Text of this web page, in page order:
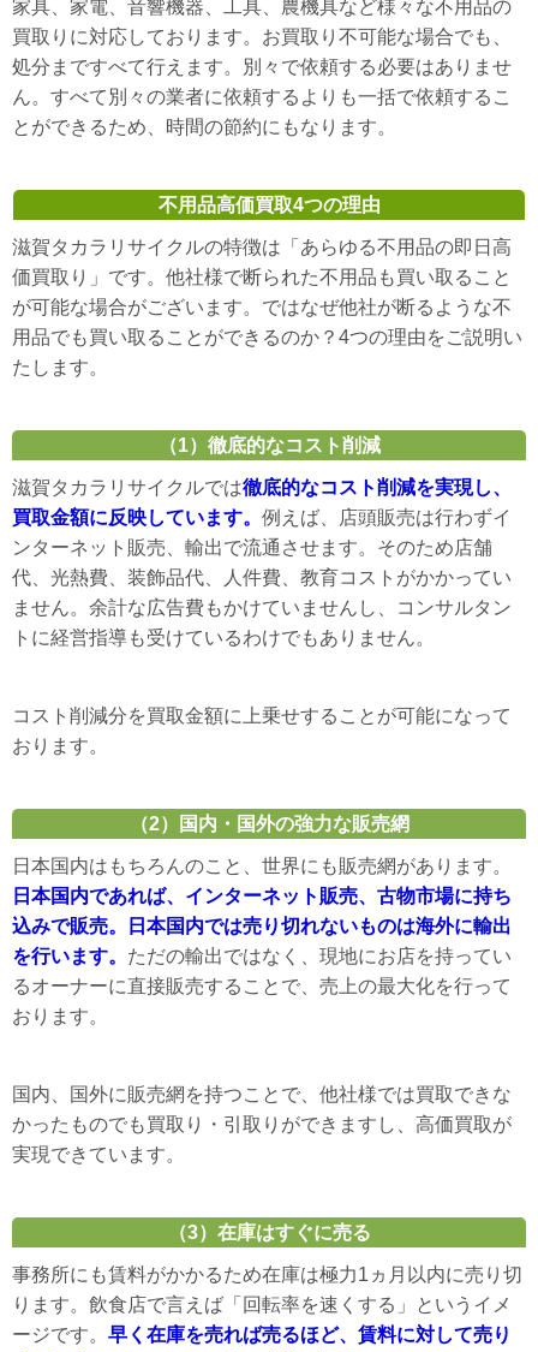
家具、家電、音響機器、工具、農機具など様々な不用品の
買取りに対応しております。お買取り不可能な場合でも、
処分まですべて行えます。別々で依頼する必要はありませ
ん。すべて別々の業者に依頼するよりも一括で依頼するこ
とができるため、時間の節約にもなります。
不用品高価買取4つの理由
滋賀タカラリサイクルの特徴は「あらゆる不用品の即日高
価買取り」です。他社様で断られた不用品も買い取ること
が可能な場合がございます。ではなぜ他社が断るような不
用品でも買い取ることができるのか？4つの理由をご説明い
たします。
（1）徹底的なコスト削減
滋賀タカラリサイクルでは徹底的なコスト削減を実現し、
買取金額に反映しています。 例えば、店頭販売は行わずイ
ンターネット販売、輸出で流通させます。そのため店舗
代、光熱費、装飾品代、人件費、教育コストがかかってい
ません。余計な広告費もかけていませんし、コンサルタン
トに経営指導も受けているわけでもありません。
コスト削減分を買取金額に上乗せすることが可能になって
おります。
（2）国内・国外の強力な販売網
日本国内はもちろんのこと、世界にも販売網があります。
日本国内であれば、インターネット販売、古物市場に持ち
込みで販売。日本国内では売り切れないものは海外に輸出
を行います。 ただの輸出ではなく、現地にお店を持ってい
るオーナーに直接販売することで、売上の最大化を行って
おります。
国内、国外に販売網を持つことで、他社様では買取できな
かったものでも買取り・引取りができますし、高価買取が
実現できています。
（3）在庫はすぐに売る
事務所にも賃料がかかるため在庫は極力1ヵ月以内に売り切
ります。飲食店で言えば「回転率を速くする」というイメ
ージです。 早く在庫を売れば売るほど、賃料に対して売り